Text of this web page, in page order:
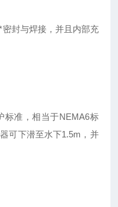
封与焊接，并且内部充
标准，相当于NEMA6标
可下潜至水下1.5m，并